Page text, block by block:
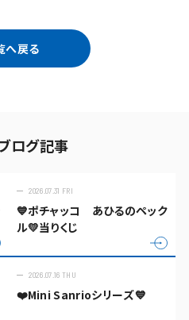
へ戻る
ログ記事
2026.07.31 FRI
💙ポチャッコ あひるのペック
ル💛当りくじ
2026.07.16 THU
❤️Mini Sanrioシリーズ💙